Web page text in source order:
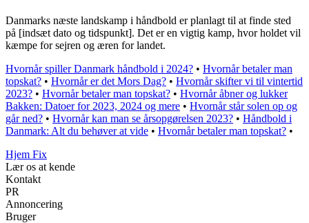
Danmarks næste landskamp i håndbold er planlagt til at finde sted
på [indsæt dato og tidspunkt]. Det er en vigtig kamp, hvor holdet vil
kæmpe for sejren og æren for landet.
Hvornår spiller Danmark håndbold i 2024? • Hvornår betaler man
topskat? • Hvornår er det Mors Dag? • Hvornår skifter vi til vintertid
2023? • Hvornår betaler man topskat? • Hvornår åbner og lukker
Bakken: Datoer for 2023, 2024 og mere • Hvornår står solen op og
går ned? • Hvornår kan man se årsopgørelsen 2023? • Håndbold i
Danmark: Alt du behøver at vide • Hvornår betaler man topskat? •
Hjem Fix
Lær os at kende
Kontakt
PR
Annoncering
Bruger